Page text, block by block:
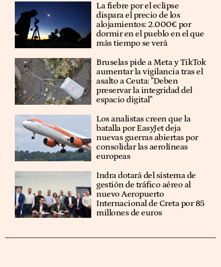
La fiebre por el eclipse
dispara el precio de los
alojamientos: 2.000€ por
dormir en el pueblo en el que
más tiempo se verá
Bruselas pide a Meta y TikTok
aumentar la vigilancia tras el
asalto a Ceuta: "Deben
preservar la integridad del
espacio digital"
Los analistas creen que la
batalla por EasyJet deja
nuevas guerras abiertas por
consolidar las aerolíneas
europeas
Indra dotará del sistema de
gestión de tráfico aéreo al
nuevo Aeropuerto
Internacional de Creta por 85
millones de euros